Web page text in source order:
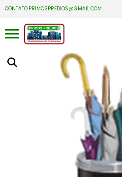
CONTATO.PRIMOSPREDIOS@GMAIL.COM